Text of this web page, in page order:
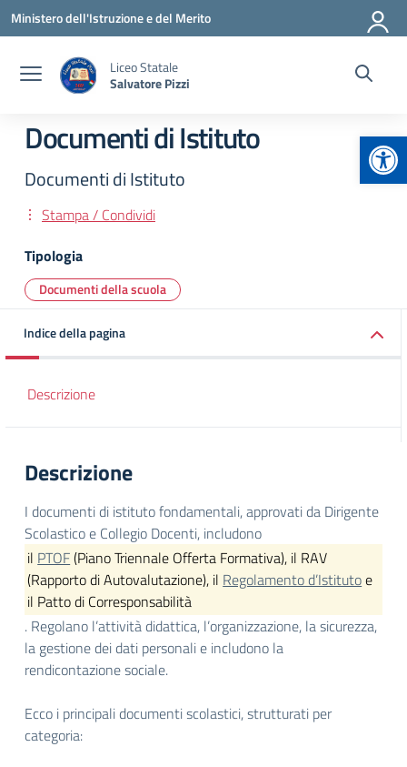
Vai ai contenuti
Vai al menu di navigazione
Vai al footer
Ministero dell'Istruzione e del Merito
Liceo Statale
Salvatore Pizzi
Documenti di Istituto
Documenti di Istituto
Stampa / Condividi
Tipologia
Documenti della scuola
Indice della pagina
Descrizione
Descrizione
I documenti di istituto fondamentali, approvati da Dirigente
Scolastico e Collegio Docenti, includono
il PTOF(Piano Triennale Offerta Formativa), il RAV
(Rapporto di Autovalutazione), il Regolamento d’Istitutoe
il Patto di Corresponsabilità
. Regolano l’attività didattica, l’organizzazione, la sicurezza,
la gestione dei dati personali e includono la
rendicontazione sociale.
Ecco i principali documenti scolastici, strutturati per
categoria: